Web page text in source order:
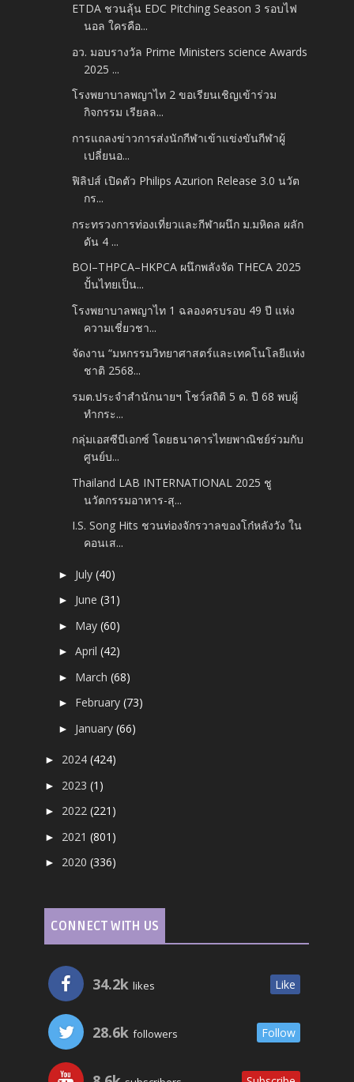
ETDA ชวนลุ้น EDC Pitching Season 3 รอบไฟ
นอล ใครคือ...
อว. มอบรางวัล Prime Ministers science Awards
2025 ...
โรงพยาบาลพญาไท 2 ขอเรียนเชิญเข้าร่วม
กิจกรรม เรียลล...
การแถลงข่าวการส่งนักกีฬาเข้าแข่งขันกีฬาผู้
เปลี่ยนอ...
ฟิลิปส์ เปิดตัว Philips Azurion Release 3.0 นวัต
กร...
กระทรวงการท่องเที่ยวและกีฬาผนึก ม.มหิดล ผลัก
ดัน 4 ...
BOI–THPCA–HKPCA ผนึกพลังจัด THECA 2025
ปั้นไทยเป็น...
โรงพยาบาลพญาไท 1 ฉลองครบรอบ 49 ปี แห่ง
ความเชี่ยวชา...
จัดงาน “มหกรรมวิทยาศาสตร์และเทคโนโลยีแห่ง
ชาติ 2568...
รมต.ประจำสำนักนายฯ โชว์สถิติ 5 ด. ปี 68 พบผู้
ทำกระ...
กลุ่มเอสซีบีเอกซ์ โดยธนาคารไทยพาณิชย์ร่วมกับ
ศูนย์บ...
Thailand LAB INTERNATIONAL 2025 ชู
นวัตกรรมอาหาร-สุ...
I.S. Song Hits ชวนท่องจักรวาลของโก๋หลังวัง ใน
คอนเส...
► July(40)
► June(31)
► May(60)
►April(42)
► March(68)
► February(73)
► January(66)
► 2024(424)
► 2023(1)
► 2022(221)
► 2021(801)
► 2020(336)
CONNECT WITH US
34.2k likes Like
28.6k followers Follow